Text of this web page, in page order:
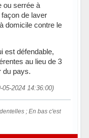
ou serrée à
de laver
domicile contre le
est défendable,
au lieu de 3
du pays.
2024 14:36:00)
; En bas c'est